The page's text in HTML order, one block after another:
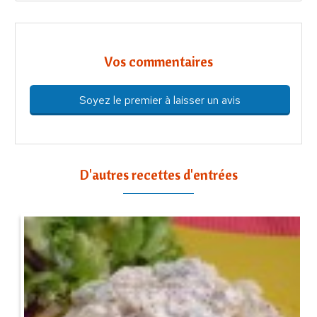
Vos commentaires
Soyez le premier à laisser un avis
D'autres recettes d'entrées